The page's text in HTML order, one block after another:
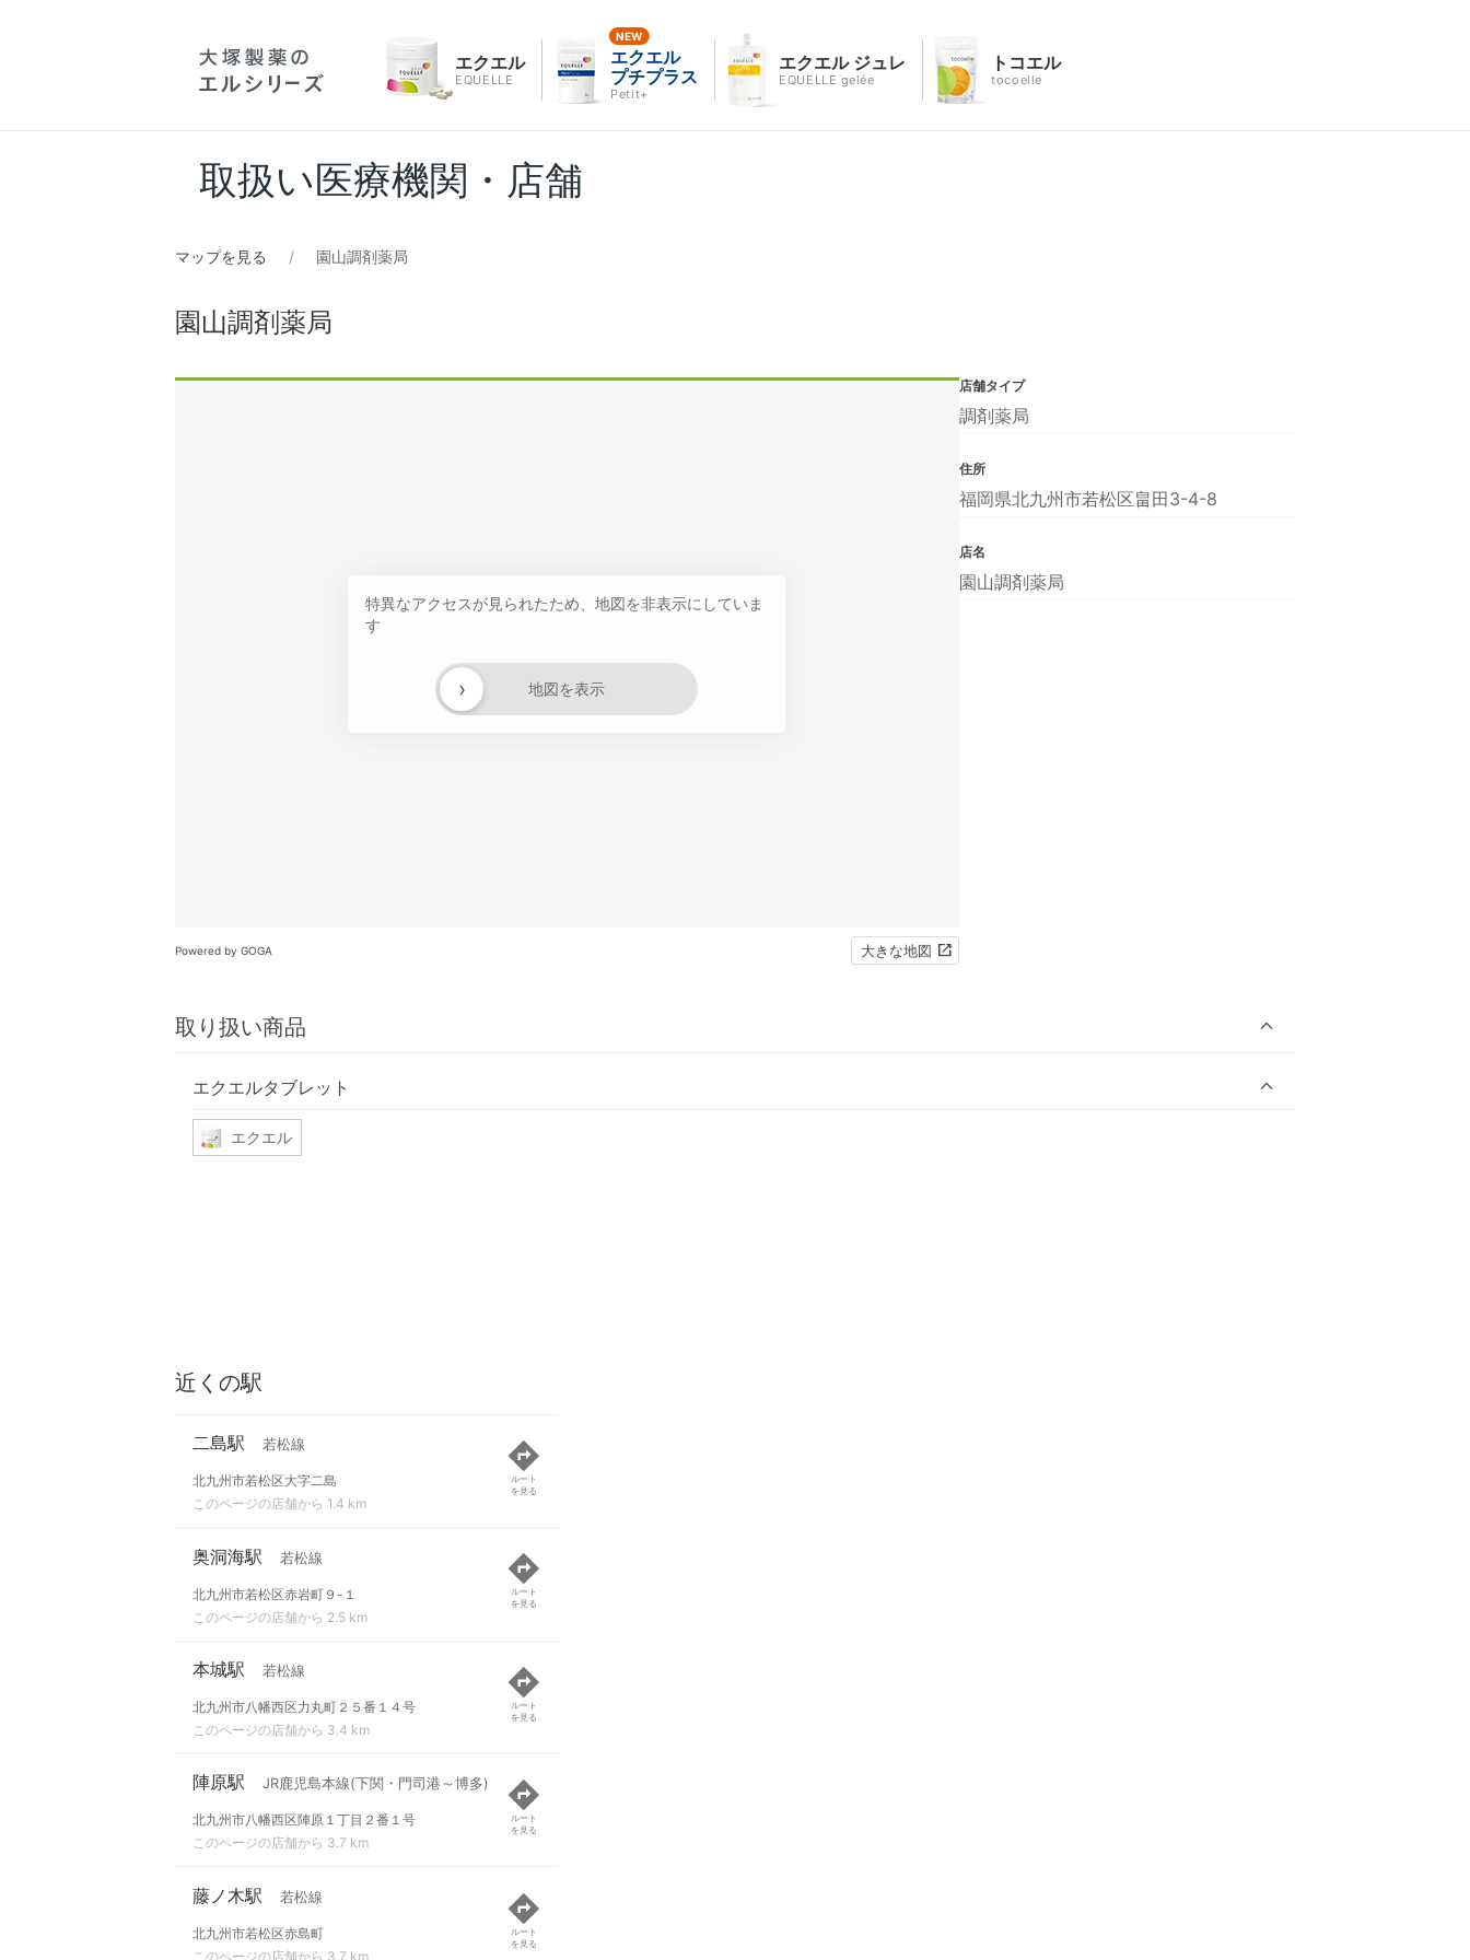
エクエル
EQUELLE
エクエル
プチプラス
Petit+
エクエル ジュレ
EQUELLE gelée
トコエル
tocoelle
取扱い医療機関・店舗
マップを見る 園山調剤薬局
園山調剤薬局
特異なアクセスが見られたため、地図を非表示にしていま
す
地図を表示
›
Powered by GOGA 大きな地図
取り扱い商品
エクエルタブレット
エクエル
店舗タイプ
調剤薬局
住所
福岡県北九州市若松区畠田3-4-8
店名
園山調剤薬局
近くの駅
二島駅 若松線
北九州市若松区大字二島
このページの店舗から 1.4 km
ルート
を見る
奥洞海駅 若松線
北九州市若松区赤岩町９-１
このページの店舗から 2.5 km
ルート
を見る
本城駅 若松線
北九州市八幡西区力丸町２５番１４号
このページの店舗から 3.4 km
ルート
を見る
陣原駅 JR鹿児島本線(下関・門司港～博多)
北九州市八幡西区陣原１丁目２番１号
このページの店舗から 3.7 km
ルート
を見る
藤ノ木駅 若松線
北九州市若松区赤島町
このページの店舗から 3.7 km
ルート
を見る